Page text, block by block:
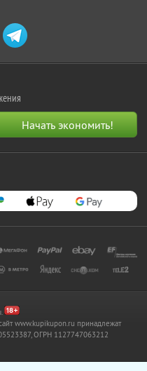
www.kupikupon.ru принадлежат
ОГРН 1127747063212